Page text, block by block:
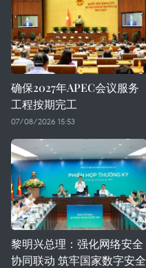
确保2027年APEC会议服务
工程按期完工
07/08/2026 15:53
黎明兴总理：强化网络安全
协同联动 筑牢国家数字安全